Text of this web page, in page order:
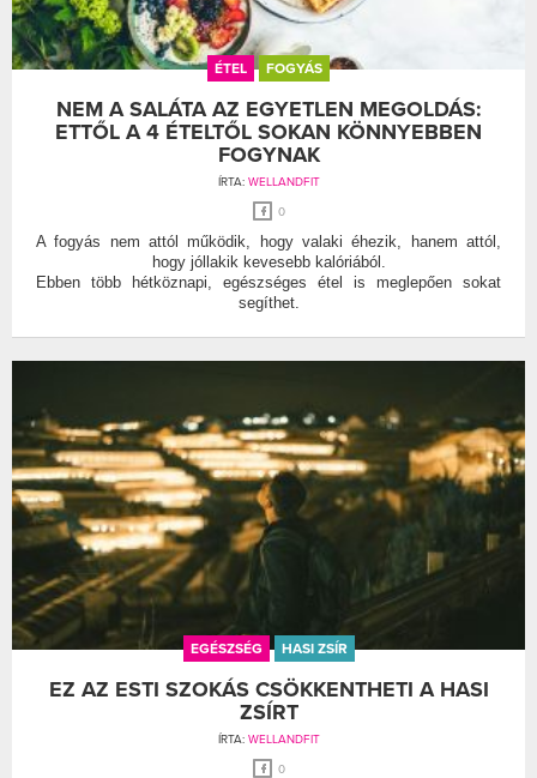
ÉTEL FOGYÁS
NEM A SALÁTA AZ EGYETLEN MEGOLDÁS:
ETTŐL A 4 ÉTELTŐL SOKAN KÖNNYEBBEN
FOGYNAK
ÍRTA: WELLANDFIT
0
A fogyás nem attól működik, hogy valaki éhezik, hanem attól,
hogy jóllakik kevesebb kalóriából.
Ebben több hétköznapi, egészséges étel is meglepően sokat
segíthet.
EGÉSZSÉG HASI ZSÍR
EZ AZ ESTI SZOKÁS CSÖKKENTHETI A HASI
ZSÍRT
ÍRTA: WELLANDFIT
0